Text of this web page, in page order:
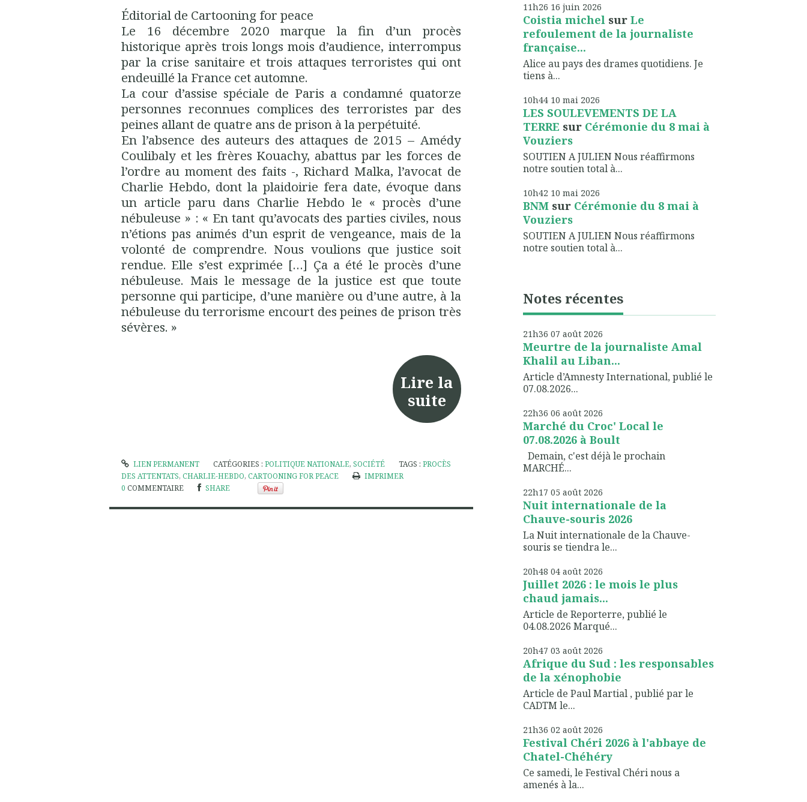
Éditorial de Cartooning for peace
Le 16 décembre 2020 marque la fin d’un procès
historique après trois longs mois d’audience, interrompus
par la crise sanitaire et trois attaques terroristes qui ont
endeuillé la France cet automne.
La cour d’assise spéciale de Paris a condamné quatorze
personnes reconnues complices des terroristes par des
peines allant de quatre ans de prison à la perpétuité.
En l’absence des auteurs des attaques de 2015 – Amédy
Coulibaly et les frères Kouachy, abattus par les forces de
l’ordre au moment des faits -, Richard Malka, l’avocat de
Charlie Hebdo, dont la plaidoirie fera date, évoque dans
un article paru dans Charlie Hebdo le « procès d’une
nébuleuse » : « Entant qu’avocats des parties civiles, nous
n’étions pas animés d’un esprit de vengeance, mais de la
volonté de comprendre. Nous voulions que justice soit
rendue. Elle s’est exprimée […] Çaa été le procès d’une
nébuleuse. Mais le message de la justice est que toute
personne qui participe, d’une manière ou d’une autre, à la
nébuleuse du terrorisme encourt des peines de prison très
sévères. »
Lire la
suite
LIEN PERMANENT CATÉGORIES :POLITIQUE NATIONALE,SOCIÉTÉ TAGS :PROCÈS
DES ATTENTATS, CHARLIE-HEBDO, CARTOONING FOR PEACE
IMPRIMER
0 COMMENTAIRE SHARE
11h26 16 juin 2026
Coistia michelsur Le
refoulement de la journaliste
française...
Alice au pays des drames quotidiens. Je
tiens à...
10h44 10 mai 2026
LES SOULEVEMENTS DE LA
TERRE sur Cérémonie du 8 mai à
Vouziers
SOUTIEN A JULIEN Nous réaffirmons
notre soutien total à...
10h42 10 mai 2026
BNMsur Cérémonie du 8 mai à
Vouziers
SOUTIEN A JULIEN Nous réaffirmons
notre soutien total à...
Notes récentes
21h36 07 août 2026
Meurtre de la journaliste Amal
Khalil au Liban...
Article d’Amnesty International, publié le
07.08.2026...
22h36 06 août 2026
Marché du Croc' Local le
07.08.2026 à Boult
Demain, c'est déjà le prochain
MARCHÉ...
22h17 05 août 2026
Nuit internationale de la
Chauve-souris 2026
La Nuit internationale de la Chauve-
souris se tiendra le...
20h48 04 août 2026
Juillet 2026 : le mois le plus
chaud jamais...
Article de Reporterre, publié le
04.08.2026 Marqué...
20h47 03 août 2026
Afrique du Sud : les responsables
de la xénophobie
Article de Paul Martial , publié par le
CADTM le...
21h36 02 août 2026
Festival Chéri 2026 à l'abbaye de
Chatel-Chéhéry
Ce samedi, le Festival Chéri nous a
amenés à la...